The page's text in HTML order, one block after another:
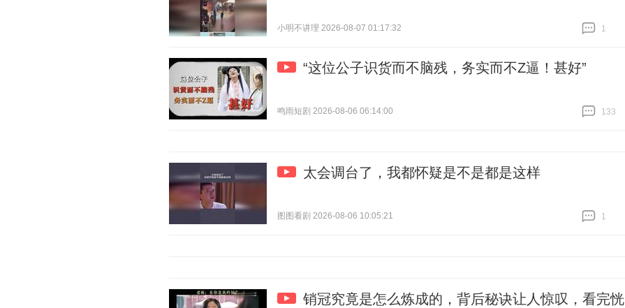
小明不讲理 2026-08-07 01:17:32
1
“这位公子识货而不脑残，务实而不Z逼！甚好”
鸣雨短剧 2026-08-06 06:14:00
133
太会调台了，我都怀疑是不是都是这样
图图看剧 2026-08-06 10:05:21
1
销冠究竟是怎么炼成的，背后秘诀让人惊叹，看完恍